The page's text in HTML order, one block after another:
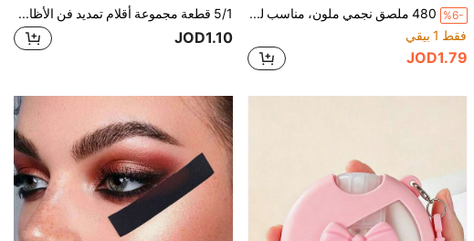
%6-
480 ملصق نجمي ملون، مناسب للديكور اليومي والمناسبات والحفلات، مجموعة متنوعة من ملصقات الحفلات، ملصقات نجمية جميلة، ملصقات للوجه (للاستخدام الديكوري فقط، ليست مستحضرات تجميل)
فقط 1 بيقي
JOD1.79
5/1 قطعة مجموعة أقلام تمديد فن الأظافر الفاخرة: قلم تمديد فن الأظافر بقضيب أكريليك رمادي، قلم فن الأظافر بنقشة الزهور، قلم الشبكة الممتد، قلم تمديد فن الأظافر فائق الدقة، قلم المسح، أداة فن الأظافر بخطاف احترافي، رأس قلم فاخر، قلم فن الأظافر بالشبكة العتيقة (مناسب لصالونات الأظافر)
JOD1.10